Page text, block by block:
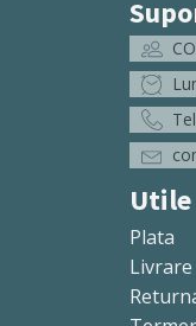
Utile
Plata
Livrare